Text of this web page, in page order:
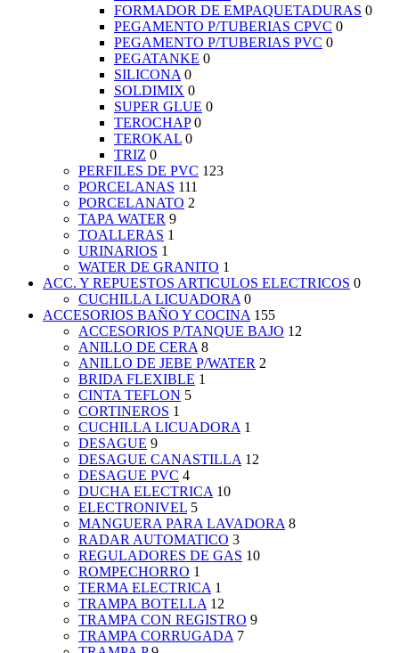
FORMADOR DE EMPAQUETADURAS 0
PEGAMENTO P/TUBERIAS CPVC 0
PEGAMENTO P/TUBERIAS PVC 0
PEGATANKE 0
SILICONA 0
SOLDIMIX 0
SUPER GLUE 0
TEROCHAP 0
TEROKAL 0
TRIZ 0
PERFILES DE PVC 123
PORCELANAS 111
PORCELANATO 2
TAPA WATER 9
TOALLERAS 1
URINARIOS 1
WATER DE GRANITO 1
ACC. Y REPUESTOS ARTICULOS ELECTRICOS 0
CUCHILLA LICUADORA 0
ACCESORIOS BAÑO Y COCINA 155
ACCESORIOS P/TANQUE BAJO 12
ANILLO DE CERA 8
ANILLO DE JEBE P/WATER 2
BRIDA FLEXIBLE 1
CINTA TEFLON 5
CORTINEROS 1
CUCHILLA LICUADORA 1
DESAGUE 9
DESAGUE CANASTILLA 12
DESAGUE PVC 4
DUCHA ELECTRICA 10
ELECTRONIVEL 5
MANGUERA PARA LAVADORA 8
RADAR AUTOMATICO 3
REGULADORES DE GAS 10
ROMPECHORRO 1
TERMA ELECTRICA 1
TRAMPA BOTELLA 12
TRAMPA CON REGISTRO 9
TRAMPA CORRUGADA 7